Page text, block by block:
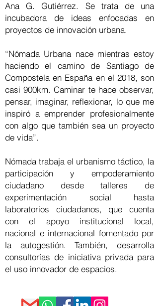
Ana G. Gutiérrez. Se trata de una
incubadora de ideas enfocadas en
proyectos de innovación urbana.
“Nómada Urbana nace mientras estoy
haciendo el camino de Santiago de
Compostela en España en el 2018, son
casi 900km. Caminar te hace observar,
pensar, imaginar, reflexionar, lo que me
inspiró a emprender profesionalmente
con algo que también sea un proyecto
de vida”.
Nómada trabaja el urbanismo táctico, la
participación y empoderamiento
ciudadano desde talleres de
experimentación social hasta
laboratorios ciudadanos, que cuenta
con el apoyo institucional local,
nacional e internacional fomentado por
la autogestión. También, desarrolla
consultorías de iniciativa privada para
el uso innovador de espacios.